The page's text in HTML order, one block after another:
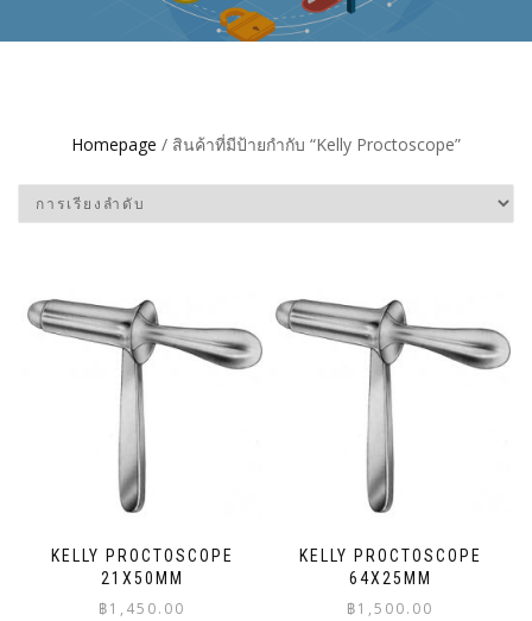
Homepage / สินค้าที่มีป้ายกำกับ “Kelly Proctoscope”
KELLY PROCTOSCOPE
21X50MM
฿1,450.00
KELLY PROCTOSCOPE
64X25MM
฿1,500.00